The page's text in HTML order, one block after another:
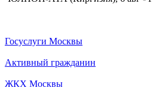
Госуслуги Москвы
Активный гражданин
ЖКХ Москвы